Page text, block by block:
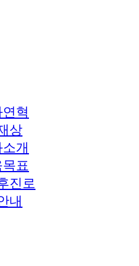
혁
상
개
표
진로
내